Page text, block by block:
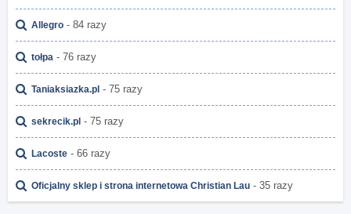
Allegro - 84 razy
tołpa - 76 razy
Taniaksiazka.pl - 75 razy
sekrecik.pl - 75 razy
Lacoste - 66 razy
Oficjalny sklep i strona internetowa Christian Lau - 35 razy